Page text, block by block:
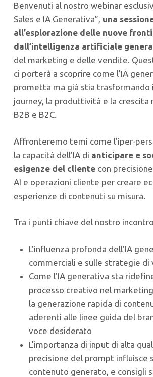
Benvenuti al nostro webinar
Sales e IA Generativa”, una
all’esplorazione delle nuove
dall’intelligenza artificiale
del marketing e delle vendite.
ci porterà a scoprire come l’IA
prometta ma già stia trasformando
journey, la produttività e la crescita
B2B e B2C.
Affronteremo temi come l’iper-
la capacità dell’IA di anticipare e
esigenze del clientecon
AI e operazioni cliente per creare
esperienze di contenuti su misura.
Tra i punti chiave del nostro
L’influenza profonda dell’IA
commerciali e sulle strategie di
Come l’IA generativa sta
processo creativo nel
la generazione rapida di
aderenti alle linee guida del
voce desiderato
L’importanza di input di alta
precisione del prompt influisce
contenuto generato, e consigli